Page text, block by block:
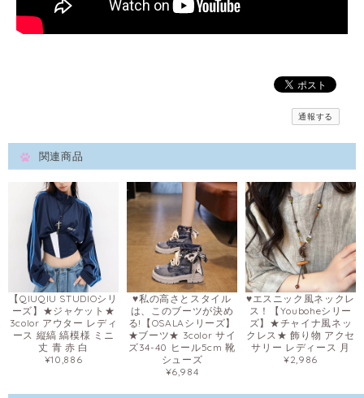
通報する
関連商品
【QIUQIU STUDIOシリ
ーズ】★ジャケット★
3color アウター レディ
ース 縦縞 縞模様 ミニ
丈 青 赤 白
¥10,886
♥私の高さとスタイル
は、このブーツが決め
る!【OSALAシリーズ】
★ブーツ★ 3color サイ
ズ34-40 ヒール5cm 靴
シューズ
¥6,984
♥エスニック風ネックレ
ス！【Youboheシリー
ズ】★チャイナ風ネッ
クレス★ 飾り物 アクセ
サリー レディース 月
¥2,986